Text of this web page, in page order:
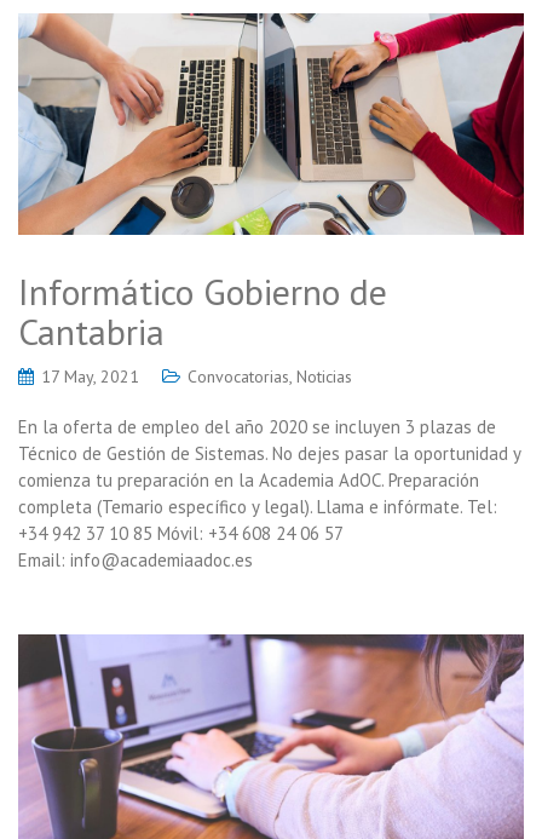
Informático Gobierno de
Cantabria
17 May, 2021 Convocatorias, Noticias
En la oferta de empleo del año 2020 se incluyen 3 plazas de
Técnico de Gestión de Sistemas. No dejes pasar la oportunidad y
comienza tu preparación en la Academia AdOC. Preparación
completa (Temario específico y legal). Llama e infórmate. Tel:
+34 942 37 10 85 Móvil: +34 608 24 06 57
Email: info@academiaadoc.es